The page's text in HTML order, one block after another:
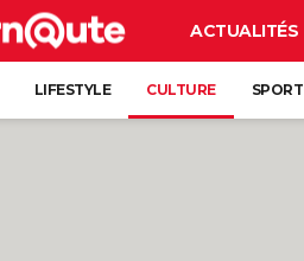
ACTUALITÉS
LIFESTYLE CULTURE SPORT